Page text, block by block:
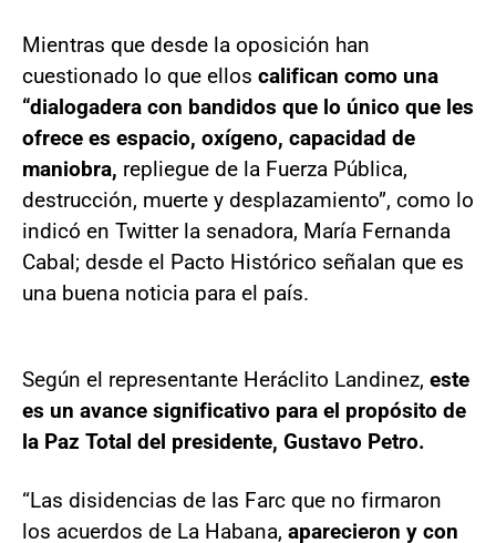
Mientras que desde la oposición han
cuestionado lo que ellos califican como una
“dialogadera con bandidos que lo único que les
ofrece es espacio, oxígeno, capacidad de
maniobra, repliegue de la Fuerza Pública,
destrucción, muerte y desplazamiento”, como lo
indicó en Twitter la senadora, María Fernanda
Cabal; desde el Pacto Histórico señalan que es
una buena noticia para el país.
Según el representante Heráclito Landinez, este
es un avance significativo para el propósito de
la Paz Total del presidente, Gustavo Petro.
“Las disidencias de las Farc que no firmaron
los acuerdos de La Habana, aparecieron y con